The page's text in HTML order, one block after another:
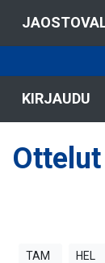
KIRJAUDU
Ottelut
TAM HEL